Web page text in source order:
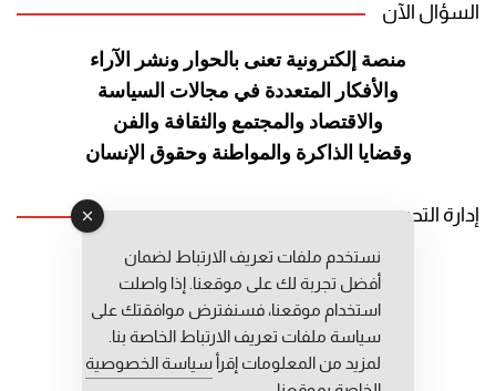
السؤال الآن
منصة إلكترونية تعنى بالحوار ونشر الآراء
والأفكار المتعددة في مجالات السياسة
والاقتصاد والمجتمع والثقافة والفن
وقضايا الذاكرة والمواطنة وحقوق الإنسان
إدارة التحرير
رئيس التحرير: عبد الرحيم التوراني
رئيس التحرير المساعد: المعطي قبال
مديرة التحرير: فاطمة حوحو
نستخدم ملفات تعريف الارتباط لضمان
أفضل تجربة لك على موقعنا. إذا واصلت
استخدام موقعنا، فسنفترض موافقتك على
سياسة ملفات تعريف الارتباط الخاصة بنا.
لمزيد من المعلومات إقرأ سياسة الخصوصية